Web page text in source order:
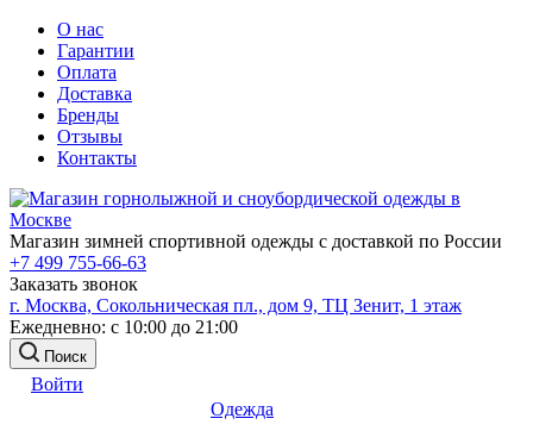
О нас
Гарантии
Оплата
Доставка
Бренды
Отзывы
Контакты
Магазин зимней спортивной одежды с доставкой по России
+7 499 755-66-63
Заказать звонок
г. Москва, Сокольническая пл., дом 9, ТЦ Зенит, 1 этаж
Ежедневно: с 10:00 до 21:00
Поиск
Войти
Одежда